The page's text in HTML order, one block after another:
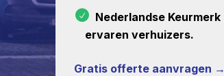
Nederlandse Keurmerk
ervaren verhuizers.
Gratis offerte aanvragen →